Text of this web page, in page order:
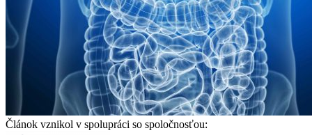
Článok vznikol v spolupráci so spoločnosťou: